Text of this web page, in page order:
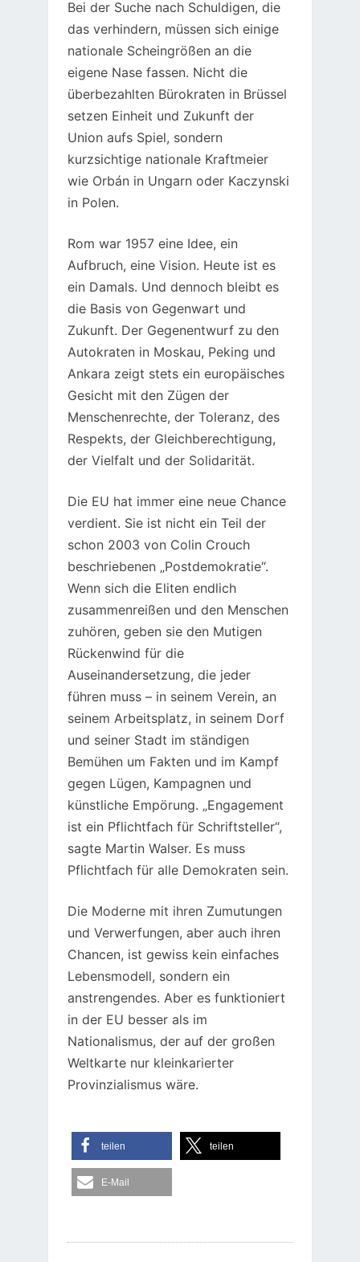
Bei der Suche nach Schuldigen, die
das verhindern, müssen sich einige
nationale Scheingrößen an die
eigene Nase fassen. Nicht die
überbezahlten Bürokraten in Brüssel
setzen Einheit und Zukunft der
Union aufs Spiel, sondern
kurzsichtige nationale Kraftmeier
wie Orbán in Ungarn oder Kaczynski
in Polen.
Rom war 1957 eine Idee, ein
Aufbruch, eine Vision. Heute ist es
ein Damals. Und dennoch bleibt es
die Basis von Gegenwart und
Zukunft. Der Gegenentwurf zu den
Autokraten in Moskau, Peking und
Ankara zeigt stets ein europäisches
Gesicht mit den Zügen der
Menschenrechte, der Toleranz, des
Respekts, der Gleichberechtigung,
der Vielfalt und der Solidarität.
Die EU hat immer eine neue Chance
verdient. Sie ist nicht ein Teil der
schon 2003 von Colin Crouch
beschriebenen „Postdemokratie“.
Wenn sich die Eliten endlich
zusammenreißen und den Menschen
zuhören, geben sie den Mutigen
Rückenwind für die
Auseinandersetzung, die jeder
führen muss – in seinem Verein, an
seinem Arbeitsplatz, in seinem Dorf
und seiner Stadt im ständigen
Bemühen um Fakten und im Kampf
gegen Lügen, Kampagnen und
künstliche Empörung. „Engagement
ist ein Pflichtfach für Schriftsteller“,
sagte Martin Walser. Es muss
Pflichtfach für alle Demokraten sein.
Die Moderne mit ihren Zumutungen
und Verwerfungen, aber auch ihren
Chancen, ist gewiss kein einfaches
Lebensmodell, sondern ein
anstrengendes. Aber es funktioniert
in der EU besser als im
Nationalismus, der auf der großen
Weltkarte nur kleinkarierter
Provinzialismus wäre.
teilen teilen
E-Mail